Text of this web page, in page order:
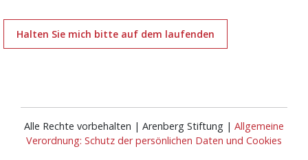
Halten Sie mich bitte auf dem laufenden
Alle Rechte vorbehalten | Arenberg Stiftung | Allgemeine
Verordnung: Schutz der persönlichen Daten und Cookies